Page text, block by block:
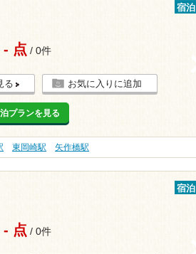
宿泊
- 点 / 0件
る お気に入りに追加
プランを見る
東岡崎駅 矢作橋駅
宿泊
- 点 / 0件